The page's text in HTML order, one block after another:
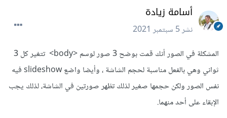
ايضا يجب حذف علامات التنصيص الموجودة حول كلمة this, كما
أسامة زيادة
نشر5 سبتمبر 2021
المشكلة في الصور أنك قمت بوضح 3 صور لوسم <body> تتغير كل 3
ثواني وهي بالفعل مناسبة لحجم الشاشة ، وأيضا واضع slideshow فيه
نفس الصور ولكن حجمها صغير لذلك تظهر صورتين في الشاشة، لذلك يجب
الإبقاء على أحد منهما.